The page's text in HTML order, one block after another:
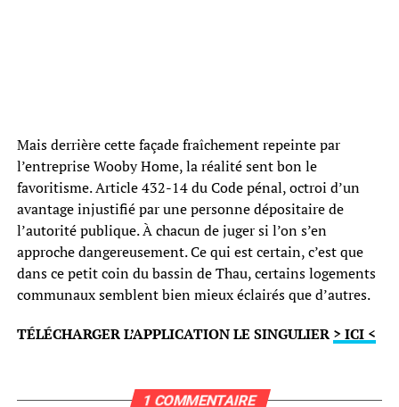
Mais derrière cette façade fraîchement repeinte par
l’entreprise Wooby Home, la réalité sent bon le
favoritisme. Article 432-14 du Code pénal, octroi d’un
avantage injustifié par une personne dépositaire de
l’autorité publique. À chacun de juger si l’on s’en
approche dangereusement. Ce qui est certain, c’est que
dans ce petit coin du bassin de Thau, certains logements
communaux semblent bien mieux éclairés que d’autres.
TÉLÉCHARGER L’APPLICATION LE SINGULIER > ICI <
1 COMMENTAIRE